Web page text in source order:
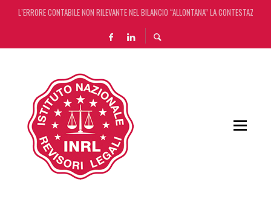
L’ERRORE CONTABILE NON RILEVANTE NEL BILANCIO “ALLONTANA” LA CONTESTAZIONE
DECRETO OMNIBUS: CON IL CONCORDATO UNO ‘SCUDO’ FISCALE DI 4 ANNI
CHIUSURA ESTIVA DELLA RASSEGNA STAMPA INRL: DAL 10 AL 24 AGOSTO